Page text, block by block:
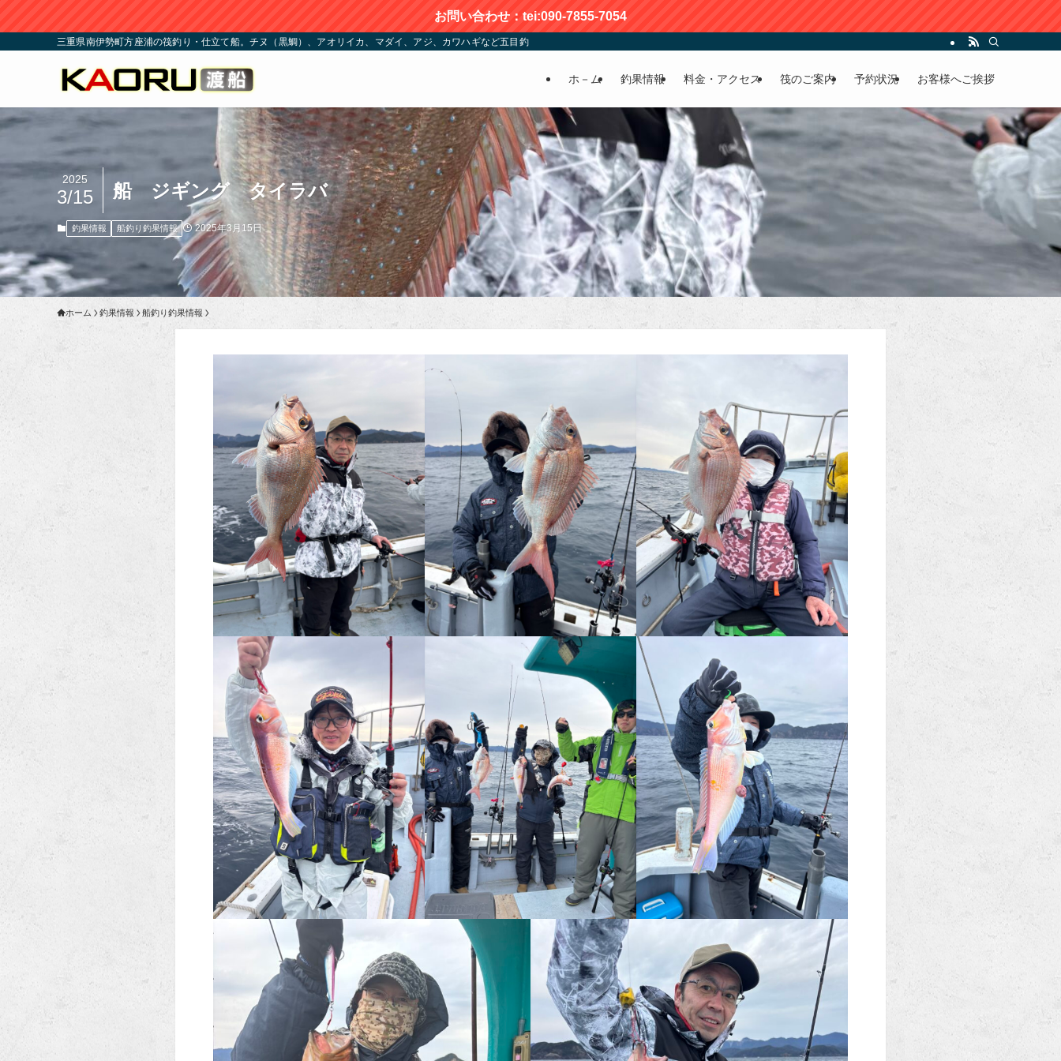
お問い合わせ：tei:090-7855-7054
三重県南伊勢町方座浦の筏釣り・仕立て船。チヌ（黒鯛）、アオリイカ、マダイ、アジ、カワハギなど五目釣りが楽しめる | かおる渡船
ホ－ム 釣果情報 料金・アクセス 筏のご案内 予約状況 お客様へご挨拶
船 ジギング タイラバ
2025
3/15
釣果情報 船釣り釣果情報 2025年3月15日
ホーム 釣果情報 船釣り釣果情報